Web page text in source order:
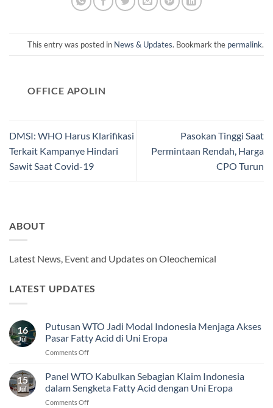
This entry was posted in News & Updates. Bookmark the permalink.
OFFICE APOLIN
DMSI: WHO Harus Klarifikasi
Terkait Kampanye Hindari
Sawit Saat Covid-19
Pasokan Tinggi Saat
Permintaan Rendah, Harga
CPO Turun
ABOUT
Latest News, Event and Updates on Oleochemical
LATEST UPDATES
16
Jul
Putusan WTO Jadi Modal Indonesia Menjaga Akses
Pasar Fatty Acid di Uni Eropa
Comments Offon
WTO
Jadi
Modal
Indonesia
15
Jul
Panel WTO Kabulkan Sebagian Klaim Indonesia
dalam Sengketa Fatty Acid dengan Uni Eropa
Comments Offon